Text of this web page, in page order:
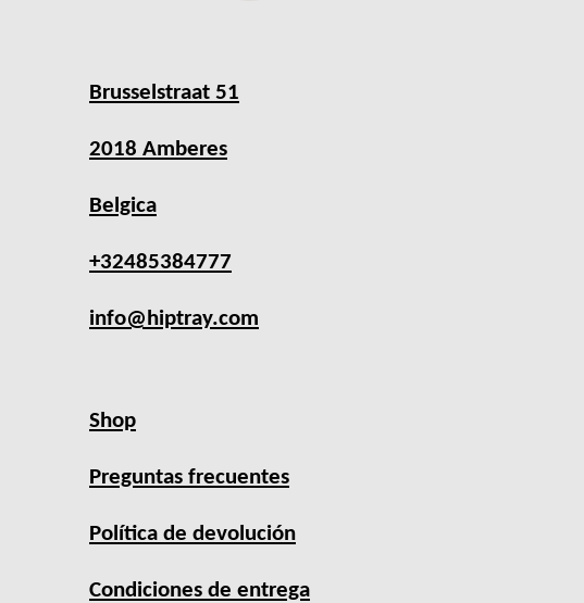
Brusselstraat 51
2018 Amberes
Belgica
+32485384777
info@hiptray.com
Shop
Preguntas frecuentes
Política de devolución
Condiciones de entrega